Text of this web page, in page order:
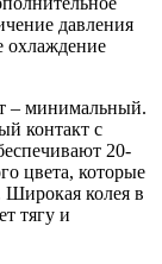
давления
охлаждение
– минимальный.
контакт с
20-
цвета, которые
Широкая колея в
тягу и